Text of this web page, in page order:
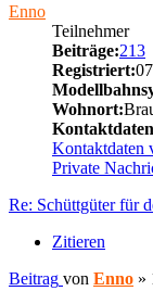
Enno
Teilnehmer
Beiträge:213
Registriert:
Wohnort:
Kontaktdaten
Private
Re: Schüttgüter für
Zitieren
Beitrag von Enno »